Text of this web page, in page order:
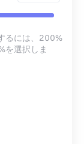
るには、200%
を選択しま